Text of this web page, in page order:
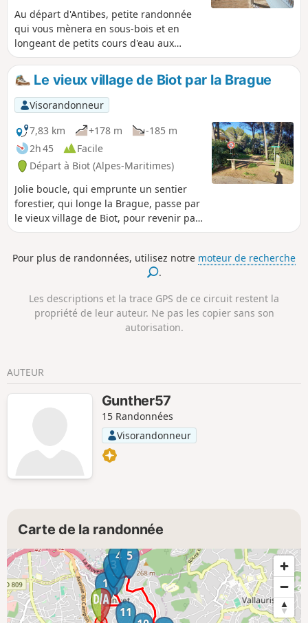
Au départ d'Antibes, petite randonnée
qui vous mènera en sous-bois et en
longeant de petits cours d'eau aux
ruines de l'aqueduc romain. Balisage
ancien Jaune à suivre.
Le vieux village de Biot par la Brague
Visorandonneur
7,83 km
+178 m
-185 m
2h 45
Facile
Départ à Biot (Alpes-Maritimes)
Jolie boucle, qui emprunte un sentier
forestier, qui longe la Brague, passe par
le vieux village de Biot, pour revenir par
la forêt jusqu'au Quartier des Templiers.
Pour plus de randonnées, utilisez notre moteur de recherche
.
Les descriptions et la trace GPS de ce circuit restent la
propriété de leur auteur. Ne pas les copier sans son
autorisation.
AUTEUR
Gunther57
15 Randonnées
Visorandonneur
Carte de la randonnée
1
2
3
4 5
11